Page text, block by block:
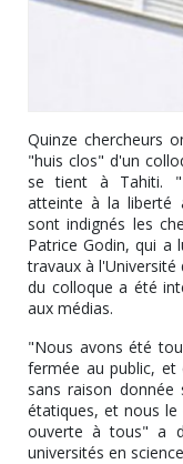
Quinze chercheurs
"huis clos" d'un
se tient à Tahiti.
atteinte à la liberté
sont indignés les
Patrice Godin, qui a
travaux à l'Université
du colloque a été
aux médias.
"Nous avons été
fermée au public, et
sans raison
étatiques, et nous le
ouverte à tous" a
universités en